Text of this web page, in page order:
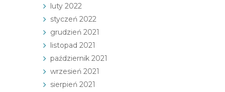
luty 2022
styczeń 2022
grudzień 2021
listopad 2021
październik 2021
wrzesień 2021
sierpień 2021